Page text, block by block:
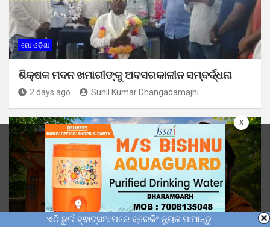
x
ମୋ ଓଡ଼ିଶା
ଶିକ୍ଷକ ମଦନ ଖମାରୀଙ୍କୁ ଅବସରକାଳୀନ ସମ୍ବର୍ଦ୍ଧନା
2 days ago Sunil Kumar Dhangadamajhi
ଏଠି ଛୁଇଁ ହ୍ଵାଟ୍ସଆପରେ ବ୍ରେକିଂ ନ୍ୟୁଜ ପାଆନ୍ତୁ